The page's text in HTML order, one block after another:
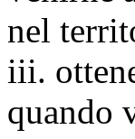
nel
iii.
quando